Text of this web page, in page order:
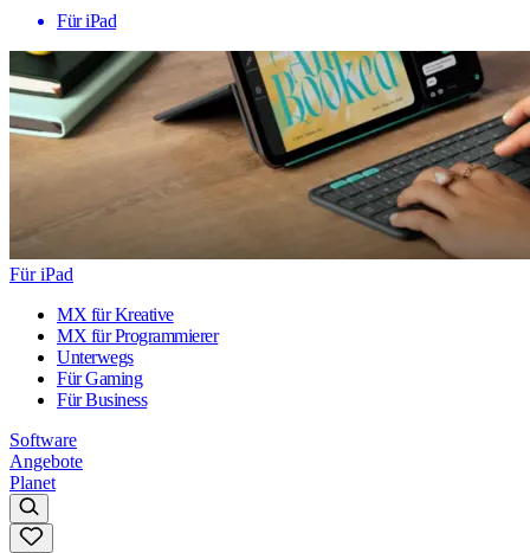
Für iPad
Für iPad
MX für Kreative
MX für Programmierer
Unterwegs
Für Gaming
Für Business
Software
Angebote
Planet